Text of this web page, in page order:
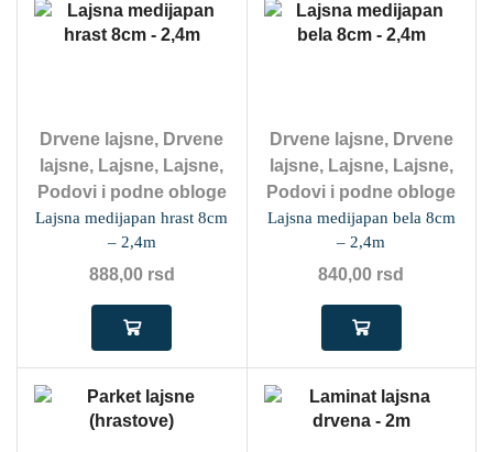
Drvene lajsne, Drvene
lajsne, Lajsne, Lajsne,
Podovi i podne obloge
Lajsna medijapan hrast 8cm
– 2,4m
888,00 rsd
Drvene lajsne, Drvene
lajsne, Lajsne, Lajsne,
Podovi i podne obloge
Lajsna medijapan bela 8cm
– 2,4m
840,00 rsd